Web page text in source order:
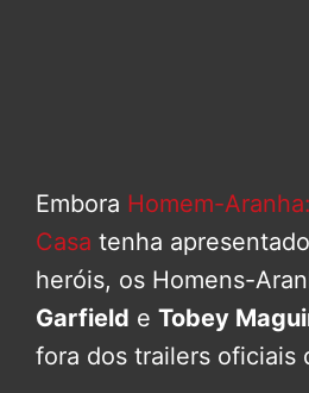
Embora Homem-
Casa tenha
heróis, os Homens-
Garfield e Tobey
fora dos trailers oficiais